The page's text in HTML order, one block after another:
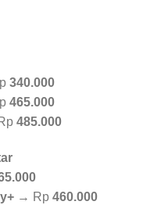
340.000
465.000
485.000
→ Rp 460.000